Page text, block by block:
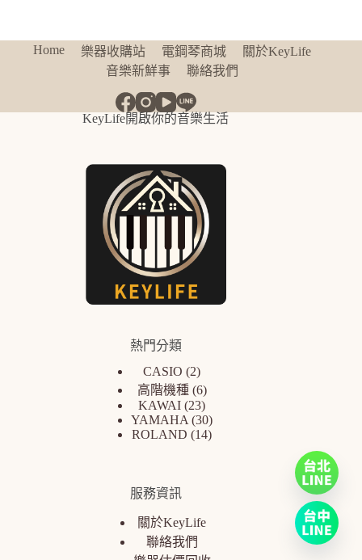
Home 樂器收購站 電鋼琴商城
關於KeyLife
音樂新鮮事
聯絡我們
KeyLife開啟你的音樂生活
熱門分類
CASIO
2
高階機種 6
KAWAI 23
YAMAHA 30
ROLAND
14
服務資訊
關於KeyLife
聯絡我們